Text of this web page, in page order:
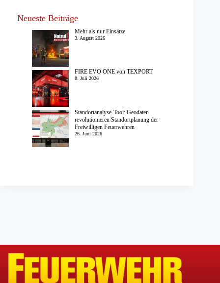
Neueste Beiträge
Mehr als nur Einsätze
3. August 2026
FIRE EVO ONE von TEXPORT
8. Juli 2026
Standortanalyse-Tool: Geodaten
revolutionieren Standortplanung der
Freiwilligen Feuerwehren
26. Juni 2026